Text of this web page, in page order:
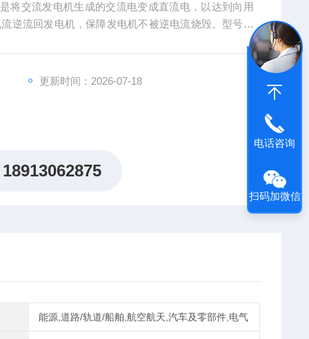
将交流发电机生成的交流电变成直流电，以达到向用
逆流回发电机，保障发电机不被逆电流烧毁。型号齐
更新时间：2026-07-18
18913062875
能源,道路/轨道/船舶,航空航天,汽车及零部件,电气
电话咨询
扫码加微信